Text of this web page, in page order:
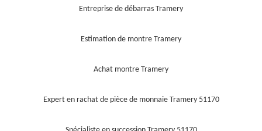
Entreprise de débarras Tramery
Estimation de montre Tramery
Achat montre Tramery
Expert en rachat de pièce de monnaie Tramery 51170